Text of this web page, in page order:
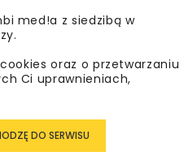
med!a z siedzibą w
oraz o przetwarzaniu
Ci uprawnieniach,
DO SERWISU